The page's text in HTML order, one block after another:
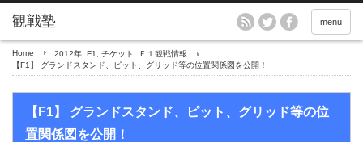
menu
Home 2012年 F1 チケット
Ｆ１観戦情報
【F1】 グランドスタンド、ピット、グリッド等の位置関係図を公開！
【F1】 グランドスタンド、ピット、グリッド等の位
置関係図を公開！